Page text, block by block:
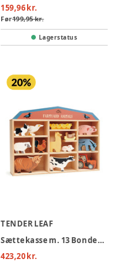
159,96 kr.
Før199,95 kr.
Lagerstatus
TENDER LEAF
Sættekasse m. 13 Bondegårdsdyr af træ
423,20 kr.